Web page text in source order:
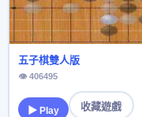
五子棋雙人版
👁 406495
▶ Play 收藏遊戲